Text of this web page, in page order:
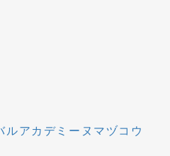
アカデミーヌマヅコウ